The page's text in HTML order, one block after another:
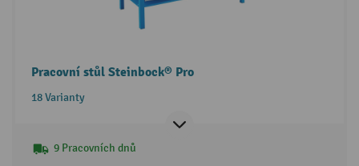
Pracovní stůl Steinbock® Pro
18 Varianty
9 Pracovních dnů